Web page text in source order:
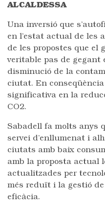
ALCALDESSA
Una inversió que
en l’estat actual de les
de les propostes que el
veritable pas de gegant
disminució de la
ciutat. En
significativa en la
CO2.
Sabadell fa molts anys
servei d’enllumenat i
ciutats amb baix
amb la proposta actual
actualitzades per
més reduït i la gestió
eficàcia.